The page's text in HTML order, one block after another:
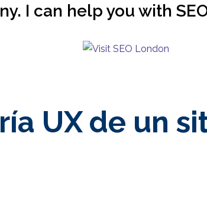
I can help you with
UX de un